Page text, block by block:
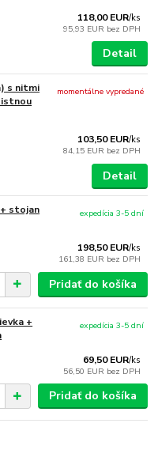
118,00 EUR/ks
95,93 EUR bez DPH
Detail
s nitmi
103,50 EUR/ks
84,15 EUR bez DPH
momentálne vypredané
Detail
stojan
198,50 EUR/ks
161,38 EUR bez DPH
expedícia 3-5 dní
Pridať do košíka
+
69,50 EUR/ks
56,50 EUR bez DPH
expedícia 3-5 dní
Pridať do košíka